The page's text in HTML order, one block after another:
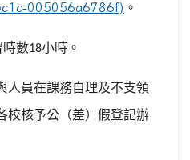
005056a6786f) 。
時數18小時。
人員在課務自理及不支領
校核予公（差）假登記辦